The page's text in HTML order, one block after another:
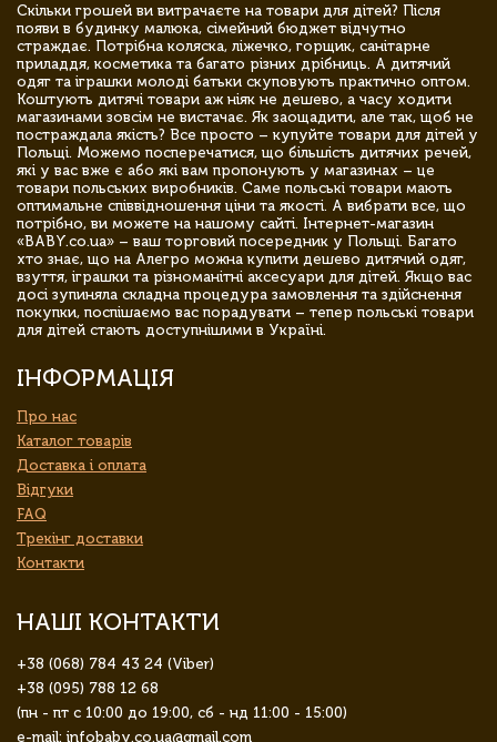
Скільки грошей ви витрачаєте на товари для дітей? Після
появи в будинку малюка, сімейний бюджет відчутно
страждає. Потрібна коляска, ліжечко, горщик, санітарне
приладдя, косметика та багато різних дрібниць. А дитячий
одяг та іграшки молоді батьки скуповують практично оптом.
Коштують дитячі товари аж ніяк не дешево, а часу ходити
магазинами зовсім не вистачає. Як заощадити, але так, щоб не
постраждала якість? Все просто – купуйте товари для дітей у
Польщі. Можемо посперечатися, що більшість дитячих речей,
які у вас вже є або які вам пропонують у магазинах – це
товари польських виробників. Саме польські товари мають
оптимальне співвідношення ціни та якості. А вибрати все, що
потрібно, ви можете на нашому сайті. Інтернет-магазин
«BABY.co.ua» – ваш торговий посередник у Польщі. Багато
хто знає, що на Алегро можна купити дешево дитячий одяг,
взуття, іграшки та різноманітні аксесуари для дітей. Якщо вас
досі зупиняла складна процедура замовлення та здійснення
покупки, поспішаємо вас порадувати – тепер польські товари
для дітей стають доступнішими в Україні.
ІНФОРМАЦІЯ
Про нас
Каталог товарів
Доставка і оплата
Відгуки
FAQ
Трекінг доставки
Контакти
НАШІ КОНТАКТИ
+38 (068) 784 43 24 (Viber)
+38 (095) 788 12 68
(пн - пт с 10:00 до 19:00, сб - нд 11:00 - 15:00)
e-mail: infobaby.co.ua@gmail.com